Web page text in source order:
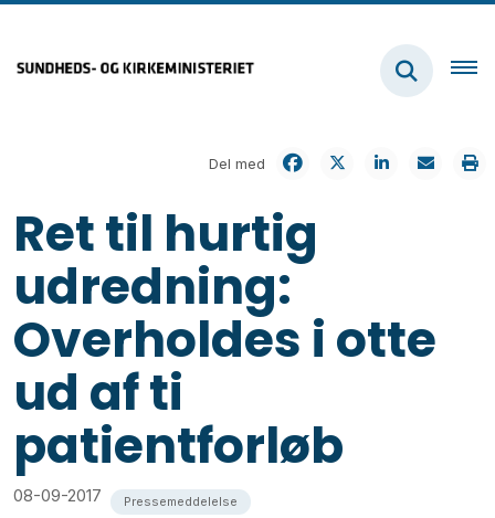
Del med
Ret til hurtig
udredning:
Overholdes i otte
ud af ti
patientforløb
08-09-2017 Pressemeddelelse